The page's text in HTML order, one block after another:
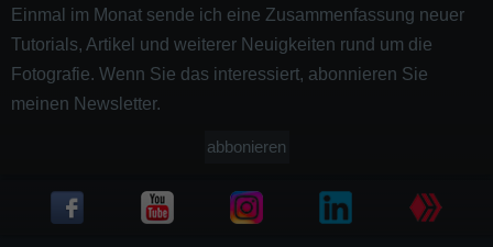
Einmal im Monat sende ich eine Zusammenfassung neuer
Tutorials, Artikel und weiterer Neuigkeiten rund um die
Fotografie. Wenn Sie das interessiert, abonnieren Sie
meinen Newsletter.
abbonieren